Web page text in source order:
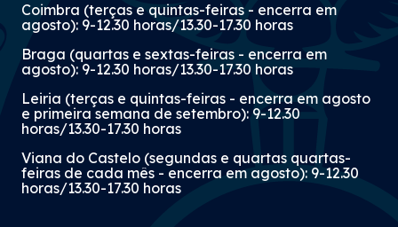
Coimbra (terças e quintas-feiras - encerra em
agosto): 9-12.30 horas/13.30-17.30 horas
Braga (quartas e sextas-feiras - encerra em
agosto): 9-12.30 horas/13.30-17.30 horas
Leiria (terças e quintas-feiras - encerra em agosto
e primeira semana de setembro): 9-12.30
horas/13.30-17.30 horas
Viana do Castelo (segundas e quartas quartas-
feiras de cada mês - encerra em agosto): 9-12.30
horas/13.30-17.30 horas